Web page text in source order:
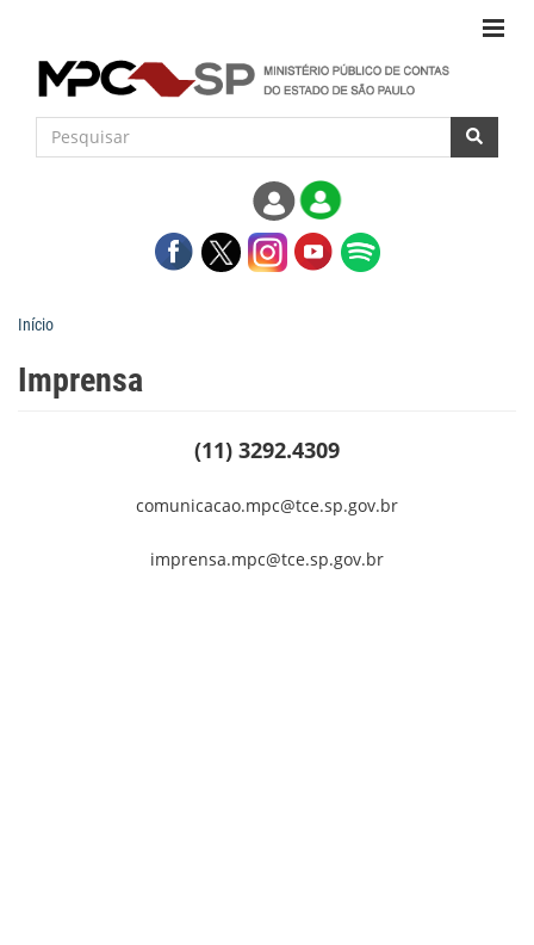
Início
Imprensa
(11) 3292.4309
comunicacao.mpc@tce.sp.gov.br
imprensa.mpc@tce.sp.gov.br